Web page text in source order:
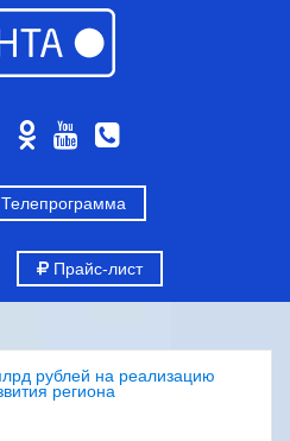
Телепрограмма
Прайс-лист